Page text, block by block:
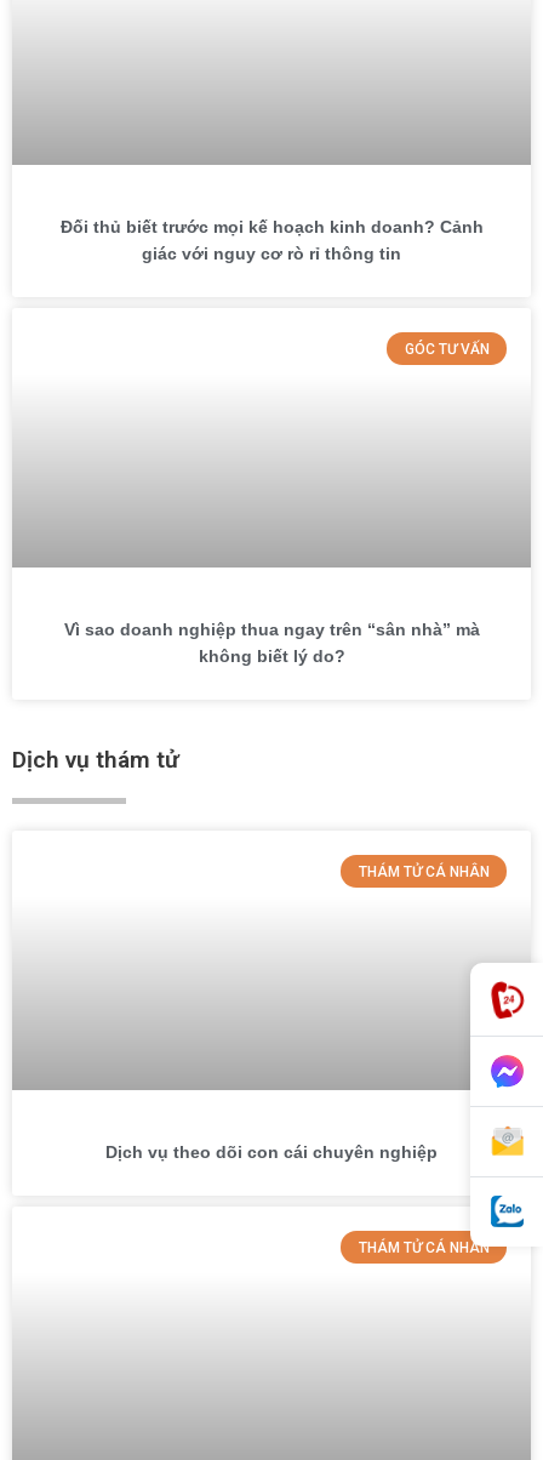
Đối thủ biết trước mọi kế hoạch kinh doanh? Cảnh
giác với nguy cơ rò rỉ thông tin
GÓC TƯ VẤN
Vì sao doanh nghiệp thua ngay trên “sân nhà” mà
không biết lý do?
Dịch vụ thám tử
THÁM TỬ CÁ NHÂN
Dịch vụ theo dõi con cái chuyên nghiệp
THÁM TỬ CÁ NHÂN